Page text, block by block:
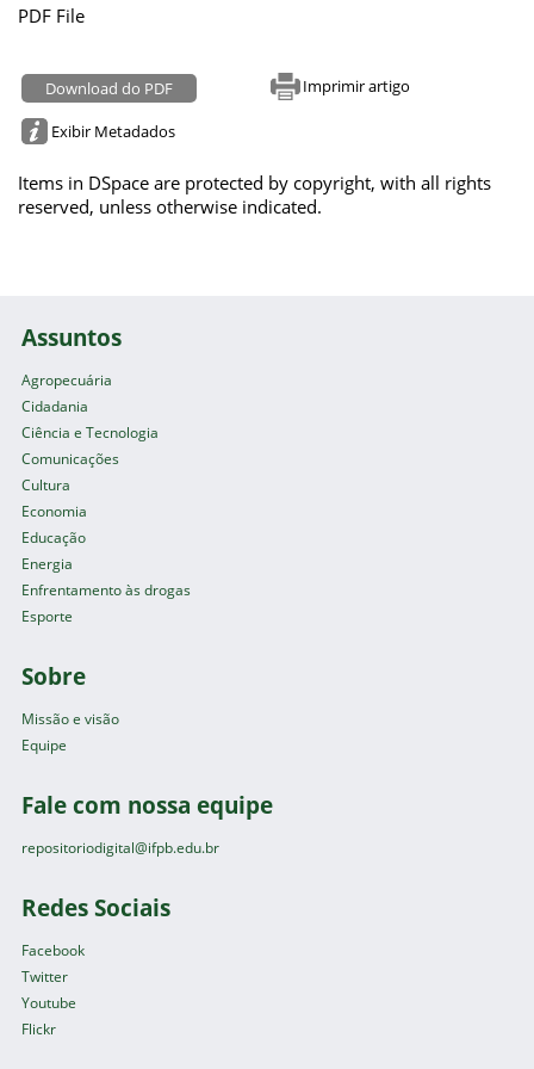
PDF File
Download do PDF Imprimir artigo
Exibir Metadados
Items in DSpace are protected by copyright, with all rights
reserved, unless otherwise indicated.
Assuntos
Agropecuária
Cidadania
Ciência e Tecnologia
Comunicações
Cultura
Economia
Educação
Energia
Enfrentamento às drogas
Esporte
Sobre
Missão e visão
Equipe
Fale com nossa equipe
repositoriodigital@ifpb.edu.br
Redes Sociais
Facebook
Twitter
Youtube
Flickr